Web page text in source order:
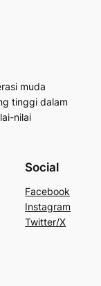
muda
tinggi dalam
nilai
Social
Facebook
Instagram
Twitter/X